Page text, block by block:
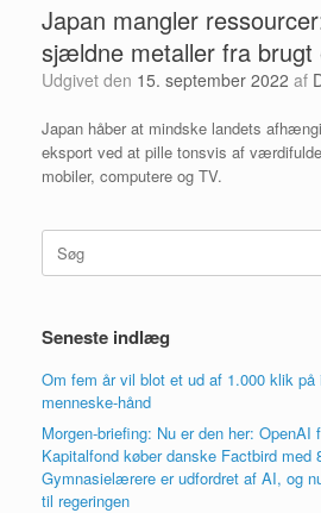
Japan mangler
sjældne metaller fra brugt
Udgivet den 15. september 2022 af
Japan håber at mindske landets
eksport ved at pille tonsvis af
mobiler, computere og TV.
Søg
efter:
Seneste indlæg
Om fem år vil blot et ud af 1.000 klik
menneske-hånd
Morgen-briefing: Nu er den her: OpenAI
Kapitalfond køber danske Factbird med
Gymnasielærere er udfordret af AI, og
til regeringen